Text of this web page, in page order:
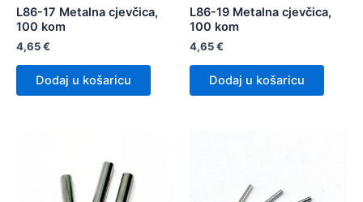
L86-17 Metalna cjevčica,
100 kom
4,65€
Dodaj u košaricu
L86-19 Metalna cjevčica,
100 kom
4,65€
Dodaj u košaricu